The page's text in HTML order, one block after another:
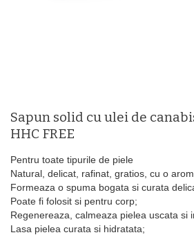
Sapun solid cu ulei de
HHC FREE
Pentru toate tipurile de piele
Natural, delicat, rafinat, gratios, cu o
Formeaza o spuma bogata si curata
Poate fi folosit si pentru corp;
Regenereaza, calmeaza pielea uscata si
Lasa pielea curata si hidratata;